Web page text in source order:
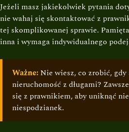
Jeżeli masz jakiekolwiek pytania
nie wahaj się skontaktować z
tej skomplikowanej sprawie.
inna i wymaga indywidualnego
Ważne: Nie wiesz, co zrobić,
nieruchomość z długami?
się z prawnikiem, aby uniknąć
niespodzianek.